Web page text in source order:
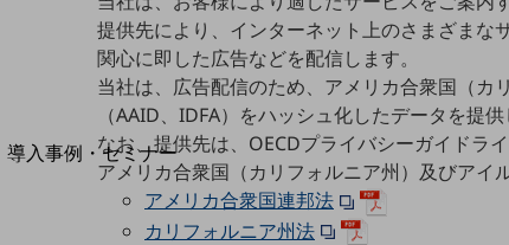
別ウィンドウで開きます
サービスをご利用中のお客さま
導入事例・セミナー
導入事例TOP
最新の導入事例や注目の導入事例をご紹介します
提供先により、インターネット上のさまざまな
関心に即した広告などを配信します。
当社は、広告配信のため、アメリカ合衆国（
（AAID、IDFA）をハッシュ化したデータを提供
なお、提供先は、OECDプライバシーガイドラ
アメリカ合衆国（カリフォルニア州）及びアイ
アメリカ合衆国連邦法
カリフォルニア州法